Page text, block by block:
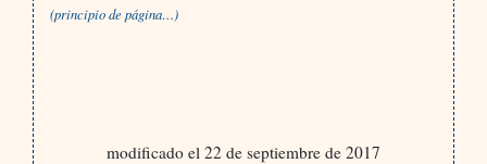
(principio de página…)
modificado el 22 de septiembre de 2017